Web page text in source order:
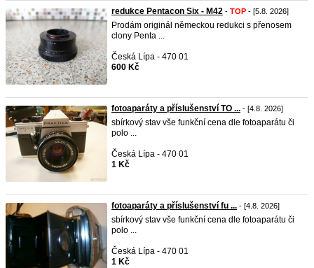
redukce Pentacon Six - M42 - TOP - [5.8. 2026]
Prodám originál německou redukci s přenosem
clony Penta ...
Česká Lípa - 470 01
600 Kč
fotoaparáty a příslušenství TO ... - [4.8. 2026]
sbírkový stav vše funkční cena dle fotoaparátu či
polo ...
Česká Lípa - 470 01
1 Kč
fotoaparáty a příslušenství fu ... - [4.8. 2026]
sbírkový stav vše funkční cena dle fotoaparátu či
polo ...
Česká Lípa - 470 01
1 Kč